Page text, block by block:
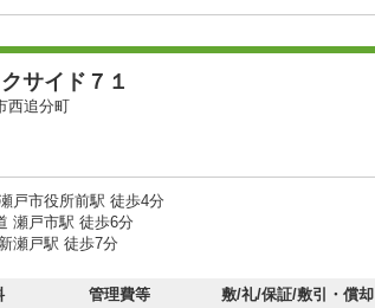
サイド７１
西追分町
戸市役所前駅 徒歩4分
瀬戸市駅 徒歩6分
瀬戸駅 徒歩7分
管理費等 敷/礼/保証/敷引・償却